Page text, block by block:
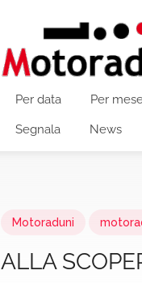
Per data Per
Segnala News
Motoraduni
ALLA